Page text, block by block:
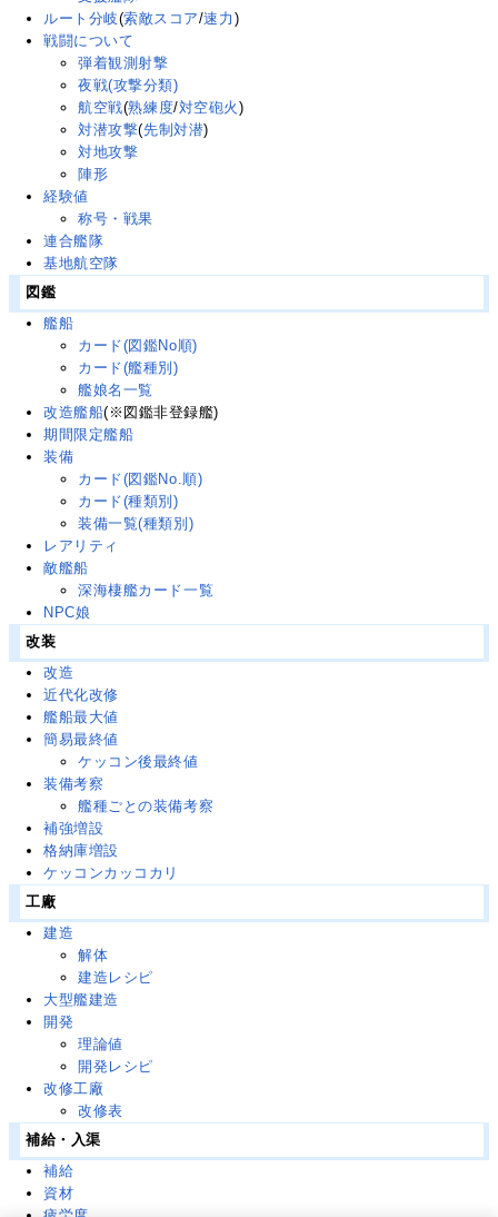
ルート分岐(索敵スコア/速力 )
戦闘について
弾着観測射撃
夜戦(攻撃分類)
航空戦(熟練度/対空砲火 )
対潜攻撃(先制対潜)
対地攻撃
陣形
経験値
称号・戦果
連合艦隊
基地航空隊
図鑑
艦船
カード(図鑑No順)
カード(艦種別)
艦娘名一覧
改造艦船(※図鑑非登録艦)
期間限定艦船
装備
カード(図鑑No.順)
カード(種類別)
装備一覧(種類別)
レアリティ
敵艦船
深海棲艦カード一覧
NPC娘
改装
改造
近代化改修
艦船最大値
簡易最終値
ケッコン後最終値
装備考察
艦種ごとの装備考察
補強増設
格納庫増設
ケッコンカッコカリ
工廠
建造
解体
建造レシピ
大型艦建造
開発
理論値
開発レシピ
改修工廠
改修表
補給・入渠
補給
資材